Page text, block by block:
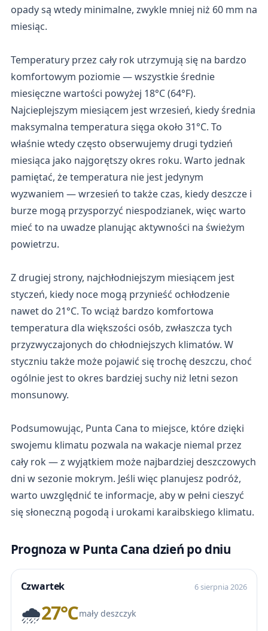
opady są wtedy minimalne, zwykle mniej niż 60 mm na
miesiąc.
Temperatury przez cały rok utrzymują się na bardzo
komfortowym poziomie — wszystkie średnie
miesięczne wartości powyżej 18°C (64°F).
Najcieplejszym miesiącem jest wrzesień, kiedy średnia
maksymalna temperatura sięga około 31°C. To
właśnie wtedy często obserwujemy drugi tydzień
miesiąca jako najgorętszy okres roku. Warto jednak
pamiętać, że temperatura nie jest jedynym
wyzwaniem — wrzesień to także czas, kiedy deszcze i
burze mogą przysporzyć niespodzianek, więc warto
mieć to na uwadze planując aktywności na świeżym
powietrzu.
Z drugiej strony, najchłodniejszym miesiącem jest
styczeń, kiedy noce mogą przynieść ochłodzenie
nawet do 21°C. To wciąż bardzo komfortowa
temperatura dla większości osób, zwłaszcza tych
przyzwyczajonych do chłodniejszych klimatów. W
styczniu także może pojawić się trochę deszczu, choć
ogólnie jest to okres bardziej suchy niż letni sezon
monsunowy.
Podsumowując, Punta Cana to miejsce, które dzięki
swojemu klimatu pozwala na wakacje niemal przez
cały rok — z wyjątkiem może najbardziej deszczowych
dni w sezonie mokrym. Jeśli więc planujesz podróż,
warto uwzględnić te informacje, aby w pełni cieszyć
się słoneczną pogodą i urokami karaibskiego klimatu.
Prognoza w Punta Cana dzień po dniu
Czwartek 6 sierpnia 2026
🌧️27℃mały deszczyk